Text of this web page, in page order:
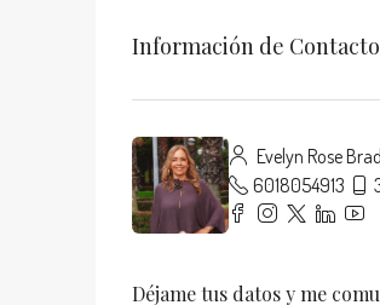
Información de Contacto
Evelyn Rose
6018054913
Déjame tus datos y me